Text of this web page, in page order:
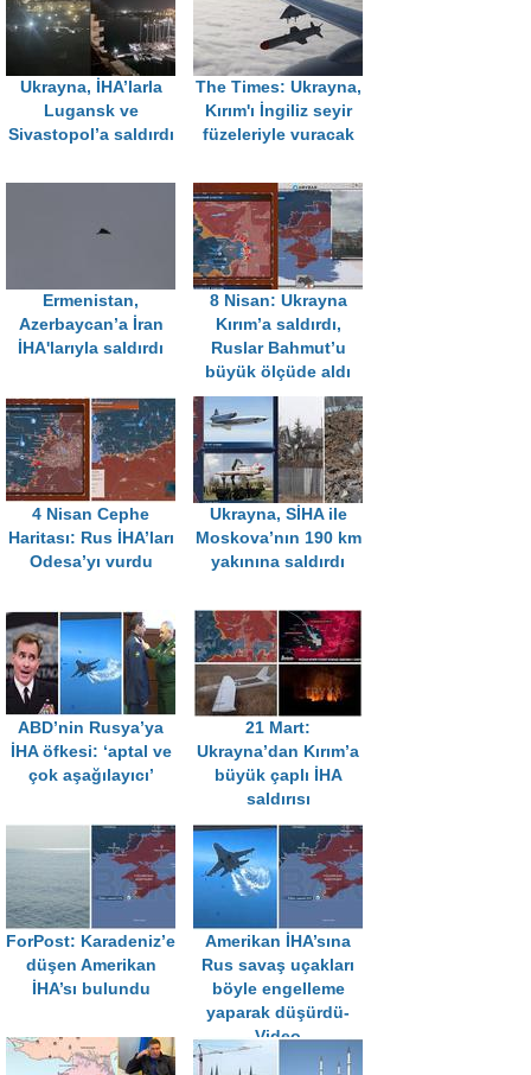
Ukrayna, İHA’larla
Lugansk ve
Sivastopol’a saldırdı
The Times: Ukrayna,
Kırım'ı İngiliz seyir
füzeleriyle vuracak
Ermenistan,
Azerbaycan’a İran
İHA'larıyla saldırdı
8 Nisan: Ukrayna
Kırım’a saldırdı,
Ruslar Bahmut’u
büyük ölçüde aldı
4 Nisan Cephe
Haritası: Rus İHA’ları
Odesa’yı vurdu
Ukrayna, SİHA ile
Moskova’nın 190 km
yakınına saldırdı
ABD’nin Rusya’ya
İHA öfkesi: ‘aptal ve
çok aşağılayıcı’
21 Mart:
Ukrayna’dan Kırım’a
büyük çaplı İHA
saldırısı
ForPost: Karadeniz’e
düşen Amerikan
İHA’sı bulundu
Amerikan İHA’sına
Rus savaş uçakları
böyle engelleme
yaparak düşürdü-
Video